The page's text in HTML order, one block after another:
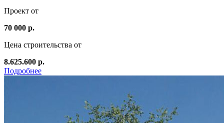
Проект от
70 000 р.
Цена строительства от
8.625.600 р.
Подробнее